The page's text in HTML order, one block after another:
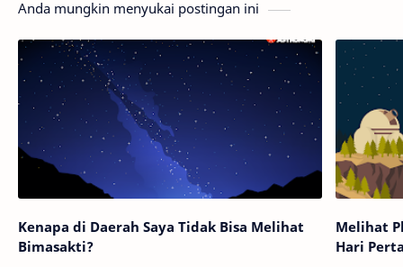
Anda mungkin menyukai postingan ini
Kenapa di Daerah Saya Tidak Bisa Melihat
Bimasakti?
Melihat
Hari